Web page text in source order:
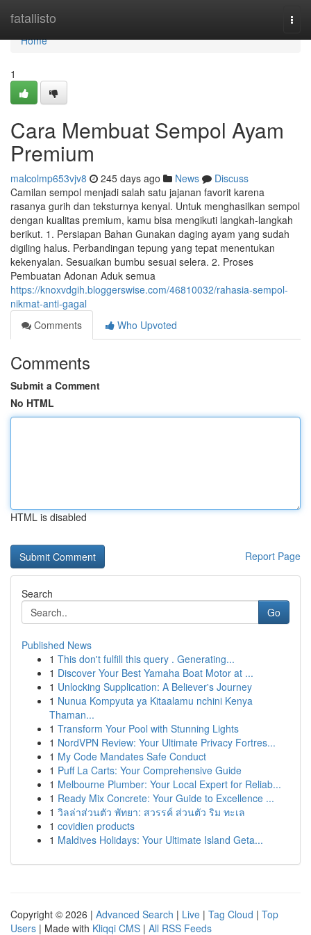
fatallisto
Home
Home
1
Cara Membuat Sempol Ayam
Premium
malcolmp653vjv8 245 days ago News
Discuss
Camilan sempol menjadi salah satu jajanan favorit karena
rasanya gurih dan teksturnya kenyal. Untuk menghasilkan sempol
dengan kualitas premium, kamu bisa mengikuti langkah-langkah
berikut. 1. Persiapan Bahan Gunakan daging ayam yang sudah
digiling halus. Perbandingan tepung yang tepat menentukan
kekenyalan. Sesuaikan bumbu sesuai selera. 2. Proses
Pembuatan Adonan Aduk semua
https://knoxvdgih.bloggerswise.com/46810032/rahasia-sempol-
nikmat-anti-gagal
Comments
Who Upvoted
Comments
Submit a Comment
No HTML
HTML is disabled
Report Page
Search
Go
Published News
1 This don't fulfill this query . Generating...
1 Discover Your Best Yamaha Boat Motor at ...
1 Unlocking Supplication: A Believer's Journey
1 Nunua Kompyuta ya Kitaalamu nchini Kenya
Thaman...
1 Transform Your Pool with Stunning Lights
1 NordVPN Review: Your Ultimate Privacy Fortres...
1 My Code Mandates Safe Conduct
1 Puff La Carts: Your Comprehensive Guide
1 Melbourne Plumber: Your Local Expert for Reliab...
1 Ready Mix Concrete: Your Guide to Excellence ...
1 วิลล่าส่วนตัว พัทยา: สวรรค์ ส่วนตัว ริม ทะเล
1 covidien products
1 Maldives Holidays: Your Ultimate Island Geta...
Copyright © 2026 | Advanced Search | Live | Tag Cloud | Top
Users | Made with Kliqqi CMS | All RSS Feeds